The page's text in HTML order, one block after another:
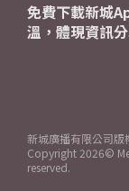
免費下載新城
溫，體現資訊
新城廣播有限公司版
Copyright 2026©
reserved.